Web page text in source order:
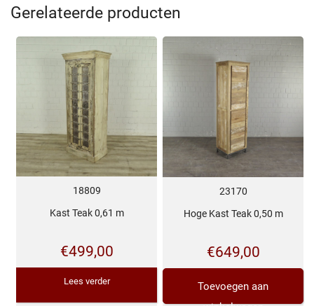
Gerelateerde producten
18809
Kast Teak 0,61 m
€499,00
Lees verder
23170
Hoge Kast Teak 0,50 m
€649,00
Toevoegen aan